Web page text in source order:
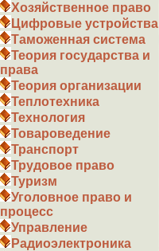
Хозяйственное право
Цифровые устройства
Таможенная система
Теория государства и
права
Теория организации
Теплотехника
Технология
Товароведение
Транспорт
Трудовое право
Туризм
Уголовное право и
процесс
Управление
Радиоэлектроника